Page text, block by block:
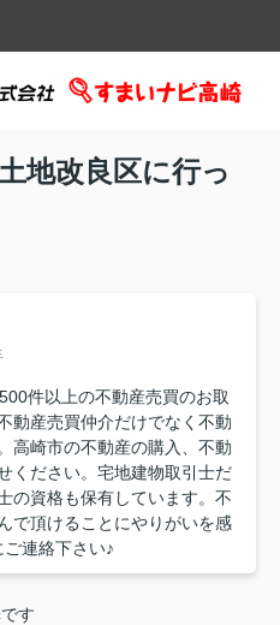
地改良区に行っ
件以上の不動産売買のお取
動産売買仲介だけでなく不動
高崎市の不動産の購入、不動
ください。宅地建物取引士だ
の資格も保有しています。不
で頂けることにやりがいを感
連絡下さい♪
す